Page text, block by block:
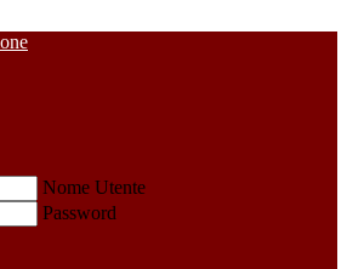
Nome Utente
Password